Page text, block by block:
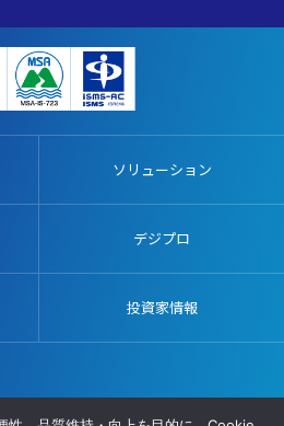
ソリューション
デジプロ
投資家情報